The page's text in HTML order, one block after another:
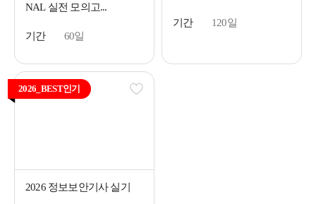
NAL 실전 모의고...
기간 60일
기간 120일
2026_BEST인기
2026 정보보안기사 실기